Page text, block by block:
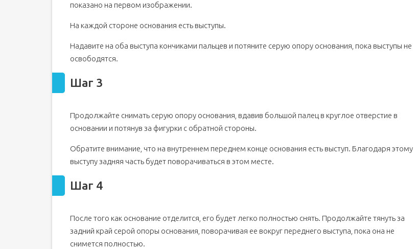
показано на первом изображении.
На каждой стороне основания есть выступы.
Надавите на оба выступа кончиками пальцев и потяните серую опору основания, пока выступы не
освободятся.
Шаг 3
Продолжайте снимать серую опору основания, вдавив большой палец в круглое отверстие в
основании и потянув за фигурки с обратной стороны.
Обратите внимание, что на внутреннем переднем конце основания есть выступ. Благодаря этому
выступу задняя часть будет поворачиваться в этом месте.
Шаг 4
После того как основание отделится, его будет легко полностью снять. Продолжайте тянуть за
задний край серой опоры основания, поворачивая ее вокруг переднего выступа, пока она не
снимется полностью.